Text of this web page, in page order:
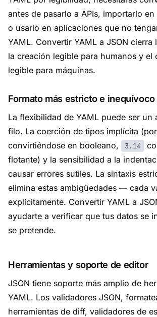
antes de pasarlo a APIs, importarlo
o usarlo en aplicaciones que no
YAML. Convertir YAML a JSON cierra
la creación legible para humanos y el
legible para máquinas.
Formato más estricto e inequívoco
La flexibilidad de YAML puede ser un
filo. La coerción de tipos implícita
convirtiéndose en booleano, 3.14
flotante) y la sensibilidad a la
causar errores sutiles. La sintaxis
elimina estas ambigüedades — cada
explícitamente. Convertir YAML a
ayudarte a verificar que tus datos se
se pretende.
Herramientas y soporte de editor
JSON tiene soporte más amplio de
YAML. Los validadores JSON,
herramientas de diff, validadores de